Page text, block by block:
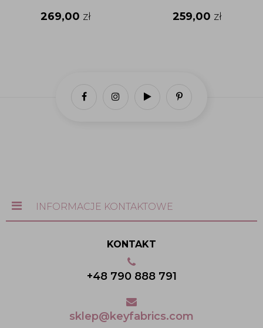
269,00 zł 259,00 zł
INFORMACJE KONTAKTOWE
KONTAKT
+48 790 888 791
sklep@keyfabrics.com